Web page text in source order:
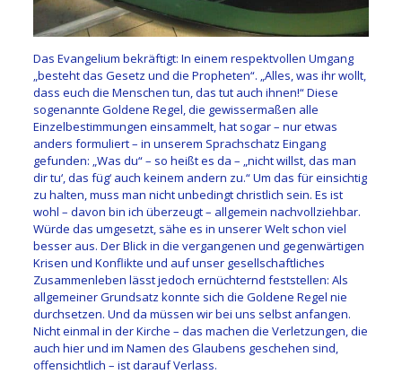
Das Evangelium bekräftigt: In einem respektvollen Umgang
„besteht das Gesetz und die Propheten“. „Alles, was ihr wollt,
dass euch die Menschen tun, das tut auch ihnen!“ Diese
sogenannte Goldene Regel, die gewissermaßen alle
Einzelbestimmungen einsammelt, hat sogar – nur etwas
anders formuliert – in unserem Sprachschatz Eingang
gefunden: „Was du“ – so heißt es da – „nicht willst, das man
dir tu‘, das füg‘ auch keinem andern zu.“ Um das für einsichtig
zu halten, muss man nicht unbedingt christlich sein. Es ist
wohl – davon bin ich überzeugt – allgemein nachvollziehbar.
Würde das umgesetzt, sähe es in unserer Welt schon viel
besser aus. Der Blick in die vergangenen und gegenwärtigen
Krisen und Konflikte und auf unser gesellschaftliches
Zusammenleben lässt jedoch ernüchternd feststellen: Als
allgemeiner Grundsatz konnte sich die Goldene Regel nie
durchsetzen. Und da müssen wir bei uns selbst anfangen.
Nicht einmal in der Kirche – das machen die Verletzungen, die
auch hier und im Namen des Glaubens geschehen sind,
offensichtlich – ist darauf Verlass.